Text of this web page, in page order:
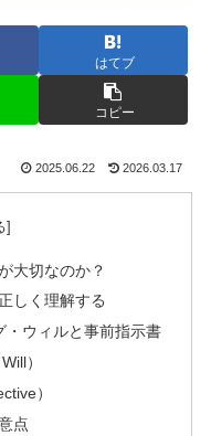
はてブ
コピー
2025.06.22 2026.03.17
大切なのか？
しく理解する
・ウィルと事前指示書
）
）
点